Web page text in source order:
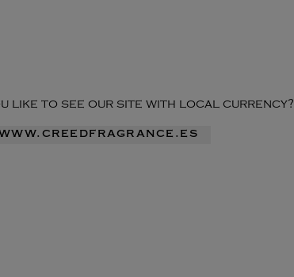
like to see our site with local currency?